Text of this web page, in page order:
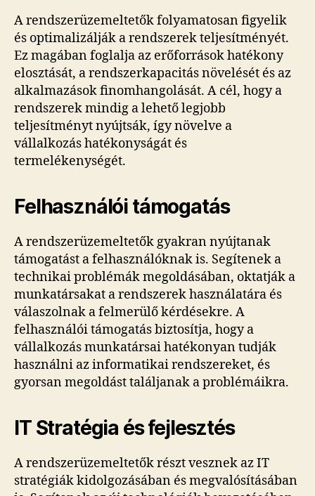
A rendszerüzemeltetők folyamatosan figyelik
és optimalizálják a rendszerek teljesítményét.
Ez magában foglalja az erőforrások hatékony
elosztását, a rendszerkapacitás növelését és az
alkalmazások finomhangolását. A cél, hogy a
rendszerek mindig a lehető legjobb
teljesítményt nyújtsák, így növelve a
vállalkozás hatékonyságát és
termelékenységét.
Felhasználói támogatás
A rendszerüzemeltetők gyakran nyújtanak
támogatást a felhasználóknak is. Segítenek a
technikai problémák megoldásában, oktatják a
munkatársakat a rendszerek használatára és
válaszolnak a felmerülő kérdésekre. A
felhasználói támogatás biztosítja, hogy a
vállalkozás munkatársai hatékonyan tudják
használni az informatikai rendszereket, és
gyorsan megoldást találjanak a problémáikra.
IT Stratégia és fejlesztés
A rendszerüzemeltetők részt vesznek az IT
stratégiák kidolgozásában és megvalósításában